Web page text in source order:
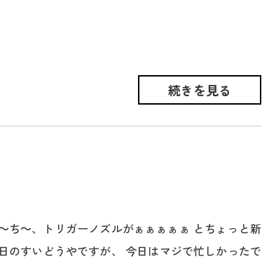
続きを見る
ち～、トリガーノズルがぁぁぁぁぁ とちょっと新
のすいどうやですが、 今日はマジで忙しかったで